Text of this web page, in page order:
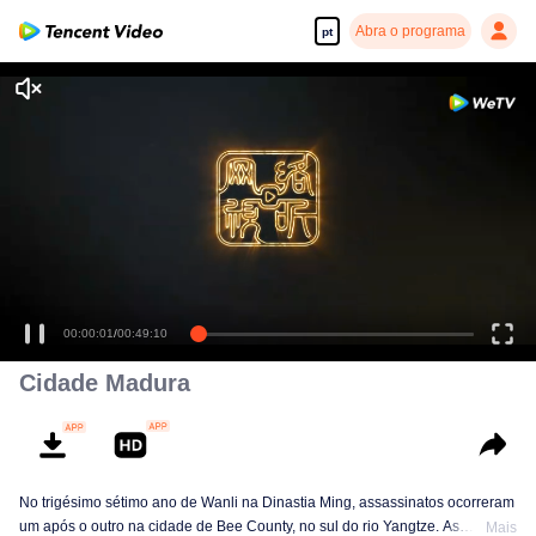
pt Abra o programa
00:00:01/00:49:10
Cidade Madura
No trigésimo sétimo ano de Wanli na Dinastia Ming, assassinatos ocorreram
um após o outro na cidade de Bee County, no sul do rio Yangtze. As
Mais